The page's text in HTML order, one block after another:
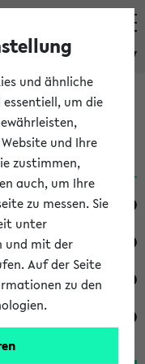
eKVV
und ähnliche
essentiell, um die
und Ihre
zustimmen,
auch, um Ihre
zu messen. Sie
unter
und mit der
Auf der Seite
zu den